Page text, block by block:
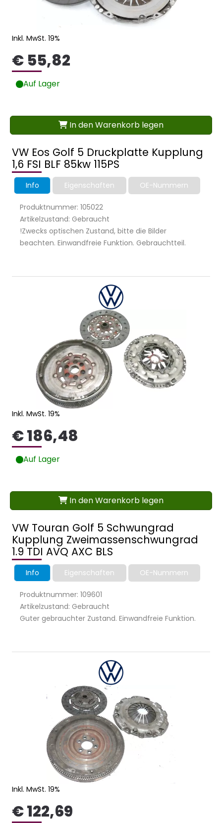
VW Eos Golf 5 Druckplatte Kupplung
1,6 FSI BLF 85kw 115PS
Info Eigenschaften OE-Nummern
Produktnummer: 105022
Artikelzustand: Gebraucht
!Zwecks optischen Zustand, bitte die Bilder
beachten. Einwandfreie Funktion. Gebrauchtteil.
Inkl. MwSt. 19%
€ 55,82
Auf Lager
In den Warenkorb legen
VW Touran Golf 5 Schwungrad
Kupplung Zweimassenschwungrad
1.9 TDI AVQ AXC BLS
Info Eigenschaften OE-Nummern
Produktnummer: 109601
Artikelzustand: Gebraucht
Guter gebrauchter Zustand. Einwandfreie Funktion.
Inkl. MwSt. 19%
€ 186,48
Auf Lager
In den Warenkorb legen
Inkl. MwSt. 19%
€ 122,69